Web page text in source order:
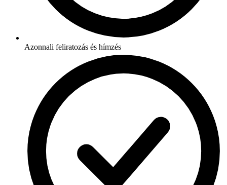
Azonnali feliratozás és hímzés